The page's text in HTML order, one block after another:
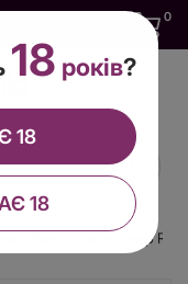
0
Wand 2 Large Deep Rose
18 років?
18
18